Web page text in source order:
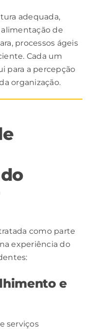
adequada,
alimentação de
processos ágeis
Cada um
para a percepção
organização.
como parte
experiência do
e
eserviços